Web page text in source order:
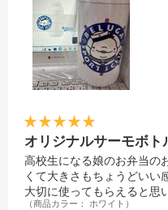
オリジナルサーモボト
高校生になる娘のお弁当の
くて大きさもちょうどいい
大切に使ってもらえると思
（商品カラー： ホワイト）